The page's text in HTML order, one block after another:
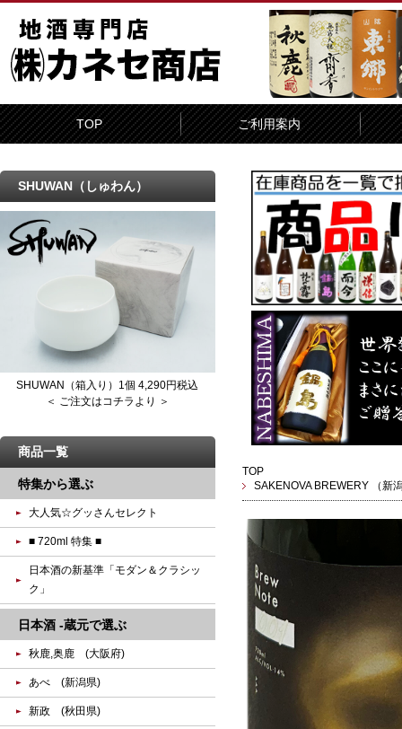
TOP ご利用案内
TOP
SAKENOVA BREWERY （新
SHUWAN（しゅわん）
SHUWAN（箱入り）1個 4,290円税込
＜ ご注文はコチラより ＞
商品一覧
特集から選ぶ
大人気☆グッさんセレクト
■ 720ml 特集 ■
日本酒の新基準「モダン＆クラシッ
ク」
日本酒 -蔵元で選ぶ
秋鹿,奥鹿 (大阪府)
あべ (新潟県)
新政 (秋田県)